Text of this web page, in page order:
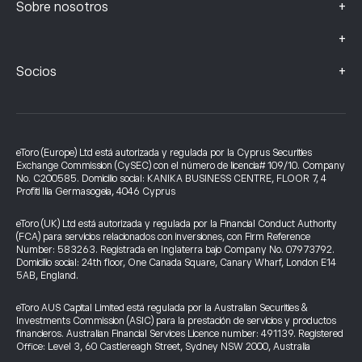
Sobre nosotros +
+
Socios +
eToro (Europe) Ltd está autorizada y regulada por la Cyprus Securities
Exchange Commission (CySEC) con el número de licencia# 109/10. Company
No. C200585. Domicilio social: KANIKA BUSINESS CENTRE, FLOOR 7, 4
Profiti Ilia Germasogeia, 4046 Cyprus
eToro (UK) Ltd está autorizada y regulada por la Financial Conduct Authority
(FCA) para servicios relacionados con inversiones, con Firm Reference
Number: 583263. Registrada en Inglaterra bajo Company No. 07973792.
Domicilio social: 24th floor, One Canada Square, Canary Wharf, London E14
5AB, England.
eToro AUS Capital Limited está regulada por la Australian Securities &
Investments Commission (ASIC) para la prestación de servicios y productos
financieros. Australian Financial Services Licence number: 491139. Registered
Office: Level 3, 60 Castlereagh Street, Sydney NSW 2000, Australia